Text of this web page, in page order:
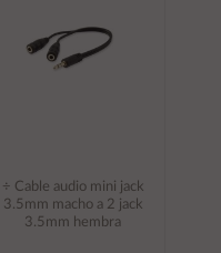
÷ Cable audio mini jack
3.5mm macho a 2 jack
3.5mm hembra